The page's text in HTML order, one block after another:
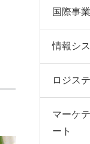
国際事業
情報シ
ロジス
マーケ
ート